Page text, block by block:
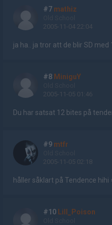
#7 mathiz
2005-11-04 22:04
ja ha.. ja tror att de blir SD med
#8 MiniguY
2005-11-05 01:46
Du har satsat 12 bites på
#9 mtfr
2005-11-05 02:18
håller såklart på Tendence hihi
#10 Lill_Poison